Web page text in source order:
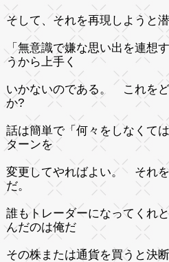
そして、それを再現しようと
「無意識で嫌な思い出を連想
うから上手く
いかないのである。 これを
か?
話は簡単で「何々をしなくて
ターンを
変更してやればよい。 それ
だ。
誰もトレーダーになってくれ
んだのは俺だ
その株または通貨を買うと決